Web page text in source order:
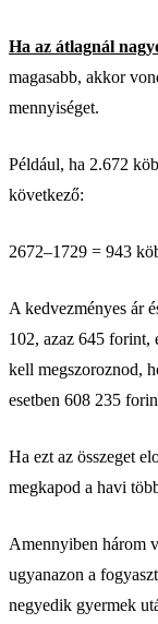
Ha az átlagnál
magasabb, akkor
mennyiséget.
Például, ha 2.672
következő:
2672–1729 = 943
A kedvezményes ár
102, azaz 645 forint,
kell megszoroznod,
esetben 608 235
Ha ezt az összeget
megkapod a havi
Amennyiben három
ugyanazon a
negyedik gyermek